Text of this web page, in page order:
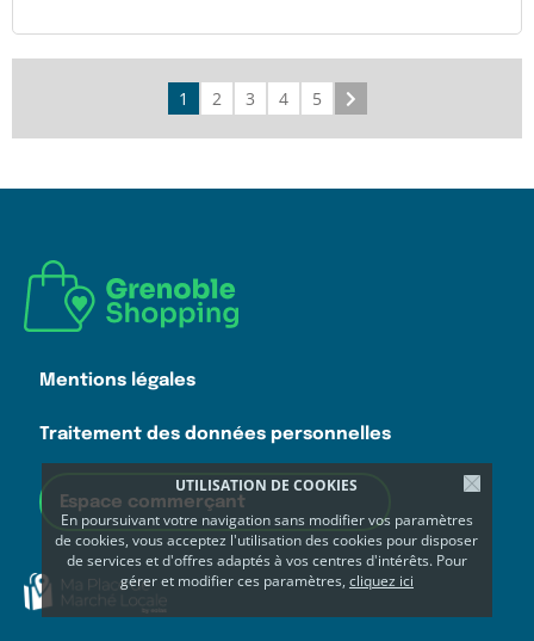
UTILISATION DE COOKIES
En poursuivant votre navigation sans modifier vos paramètres
de cookies, vous acceptez l'utilisation des cookies pour disposer
de services et d'offres adaptés à vos centres d'intérêts. Pour
gérer et modifier ces paramètres, cliquez ici
1 2 3 4 5
Mentions légales
Traitement des données personnelles
Espace commerçant